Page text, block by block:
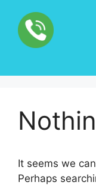
content
It seems we
Perhaps